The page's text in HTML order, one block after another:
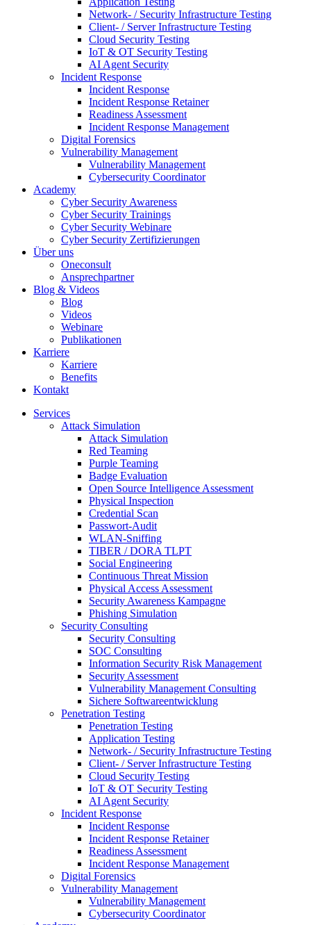
Network- / Security Infrastructure Testing
Client- / Server Infrastructure Testing
Cloud Security Testing
IoT & OT Security Testing
AI Agent Security
Incident Response
Incident Response
Incident Response Retainer
Readiness Assessment
Incident Response Management
Digital Forensics
Vulnerability Management
Vulnerability Management
Cybersecurity Coordinator
Academy
Cyber Security Awareness
Cyber Security Trainings
Cyber Security Webinare
Cyber Security Zertifizierungen
Über uns
Oneconsult
Ansprechpartner
Blog & Videos
Blog
Videos
Webinare
Publikationen
Karriere
Karriere
Benefits
Kontakt
Services
Attack Simulation
Attack Simulation
Red Teaming
Purple Teaming
Badge Evaluation
Open Source Intelligence Assessment
Physical Inspection
Credential Scan
Passwort-Audit
WLAN-Sniffing
TIBER / DORA TLPT
Social Engineering
Continuous Threat Mission
Physical Access Assessment
Security Awareness Kampagne
Phishing Simulation
Security Consulting
Security Consulting
SOC Consulting
Information Security Risk Management
Security Assessment
Vulnerability Management Consulting
Sichere Softwareentwicklung
Penetration Testing
Penetration Testing
Application Testing
Network- / Security Infrastructure Testing
Client- / Server Infrastructure Testing
Cloud Security Testing
IoT & OT Security Testing
AI Agent Security
Incident Response
Incident Response
Incident Response Retainer
Readiness Assessment
Incident Response Management
Digital Forensics
Vulnerability Management
Vulnerability Management
Cybersecurity Coordinator